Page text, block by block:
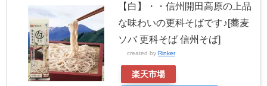
【白】・・信州開田高原の上品
な味わいの更科そばです♪[蕎麦
ソバ 更科そば 信州そば]
created by Rinker
楽天市場